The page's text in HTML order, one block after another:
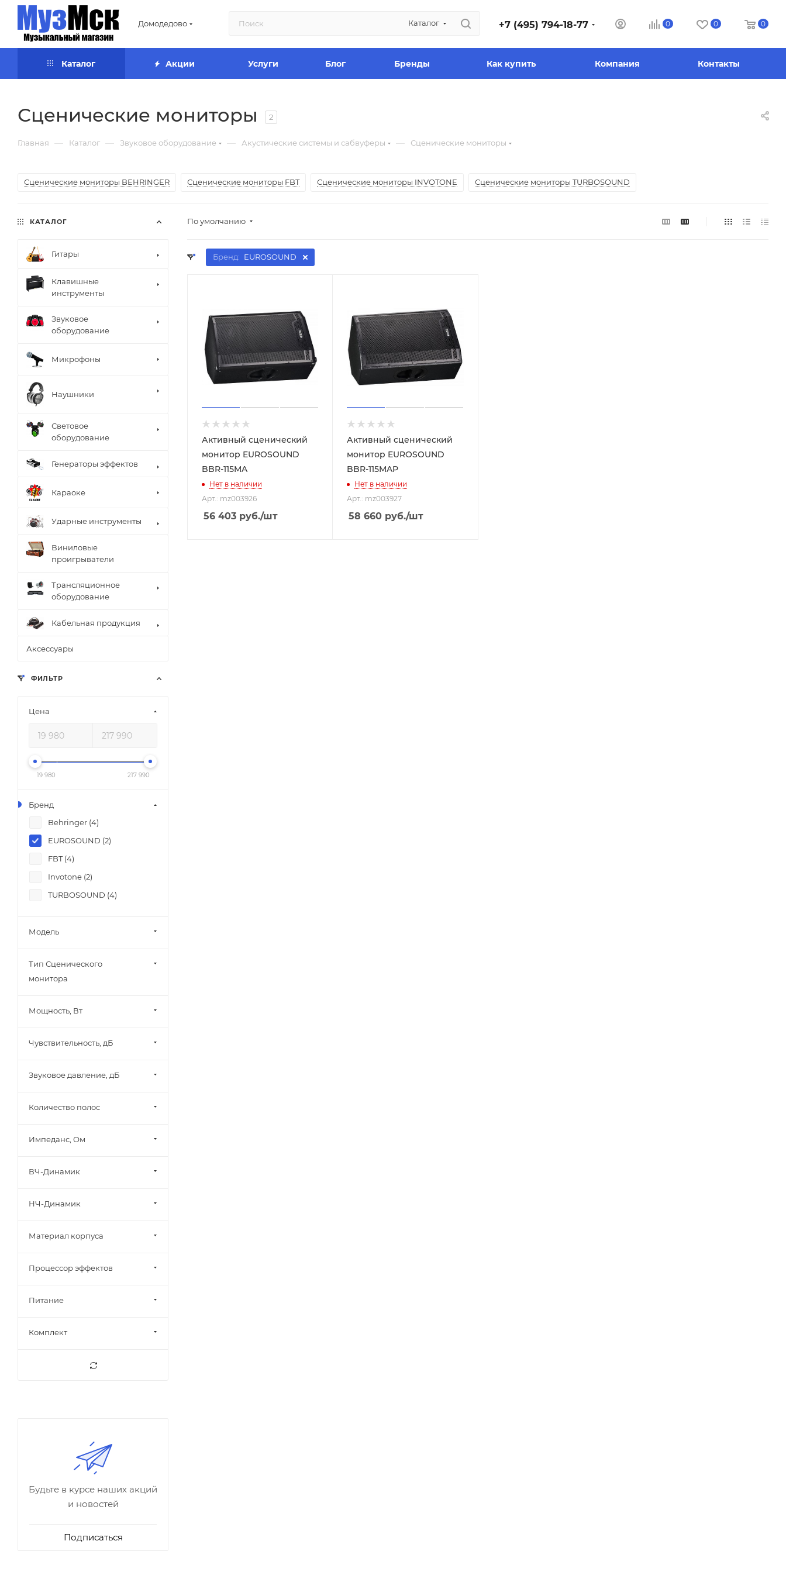
Домодедово Каталог +7 (495) 794-18-77 0 0 0
Каталог Акции Услуги Блог Бренды Как купить Компания Контакты
Сценические мониторы 2
Главная — Каталог — Звуковое оборудование — Акустические системы и сабвуферы — Сценические мониторы
Сценические мониторы BEHRINGER Сценические мониторы FBT Сценические мониторы INVOTONE Сценические мониторы TURBOSOUND
По умолчанию
Бренд: EUROSOUND
Активный сценический
монитор EUROSOUND
BBR-115MA
Нет в наличии
Арт.: mz003926
56 403 руб./шт
Активный сценический
монитор EUROSOUND
BBR-115MAP
Нет в наличии
Арт.: mz003927
58 660 руб./шт
КАТАЛОГ
Гитары
Клавишные
инструменты
Звуковое
оборудование
Микрофоны
Наушники
Световое
оборудование
Генераторы эффектов
Караоке
Ударные инструменты
Виниловые
проигрыватели
Трансляционное
оборудование
Кабельная продукция
Аксессуары
ФИЛЬТР
Цена
19 980 217 990
Бренд
Behringer (4)
EUROSOUND (2)
FBT (4)
Invotone (2)
TURBOSOUND (4)
Модель
Тип Сценического
монитора
Мощность, Вт
Чувствительность, дБ
Звуковое давление, дБ
Количество полос
Импеданс, Ом
ВЧ-Динамик
НЧ-Динамик
Материал корпуса
Процессор эффектов
Питание
Комплект
Будьте в курсе наших акций
и новостей
Подписаться